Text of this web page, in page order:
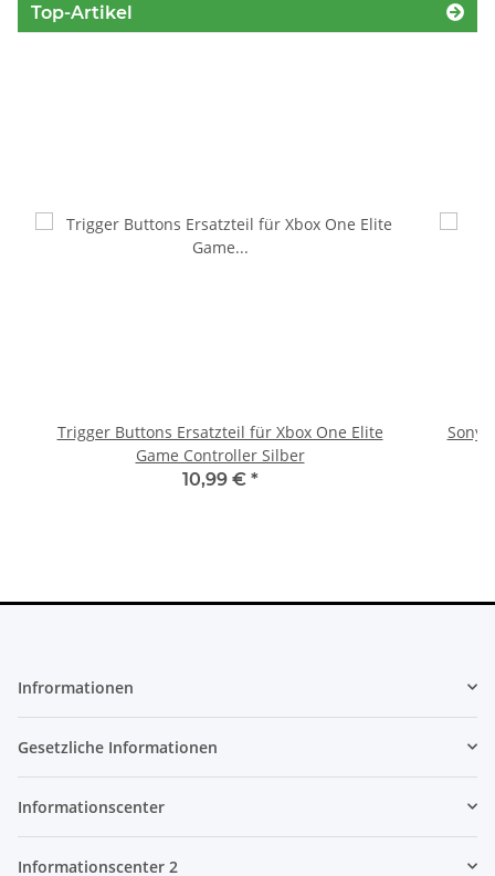
Top-Artikel
Trigger Buttons Ersatzteil für Xbox One Elite
Game Controller Silber
10,99 € *
Sony
Infrormationen
Gesetzliche Informationen
Informationscenter
Informationscenter 2